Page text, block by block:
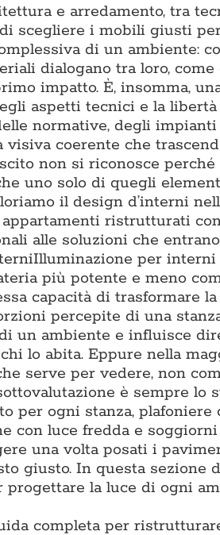
e arredamento, tra
scegliere i mobili giusti
di un ambiente:
dialogano tra loro,
impatto. È, insomma,
aspetti tecnici e la
normative, degli
coerente che
non si riconosce
uno solo di quegli
il design d’interni
ristrutturati
alle soluzioni che
Illuminazione per interni
più potente e meno
capacità di trasformare
percepite di una
un ambiente e influisce
lo abita. Eppure nella
serve per vedere, non
è sempre lo
per ogni stanza,
con luce fredda e
una volta posati i
giusto. In questa sezione
la luce di ogni
completa per